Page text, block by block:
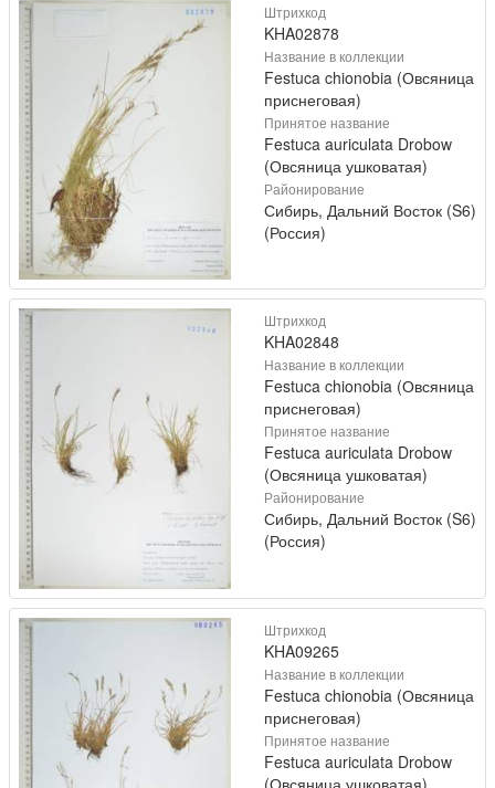
Штрихкод
KHA02878
Название в коллекции
Festuca chionobia (Овсяница
приснеговая)
Принятое название
Festuca auriculata Drobow
(Овсяница ушковатая)
Районирование
Сибирь, Дальний Восток (S6)
(Россия)
Штрихкод
KHA02848
Название в коллекции
Festuca chionobia (Овсяница
приснеговая)
Принятое название
Festuca auriculata Drobow
(Овсяница ушковатая)
Районирование
Сибирь, Дальний Восток (S6)
(Россия)
Штрихкод
KHA09265
Название в коллекции
Festuca chionobia (Овсяница
приснеговая)
Принятое название
Festuca auriculata Drobow